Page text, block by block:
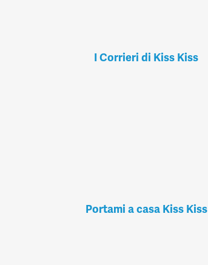
I Corrieri di Kiss Kiss
Portami a casa Kiss Kiss